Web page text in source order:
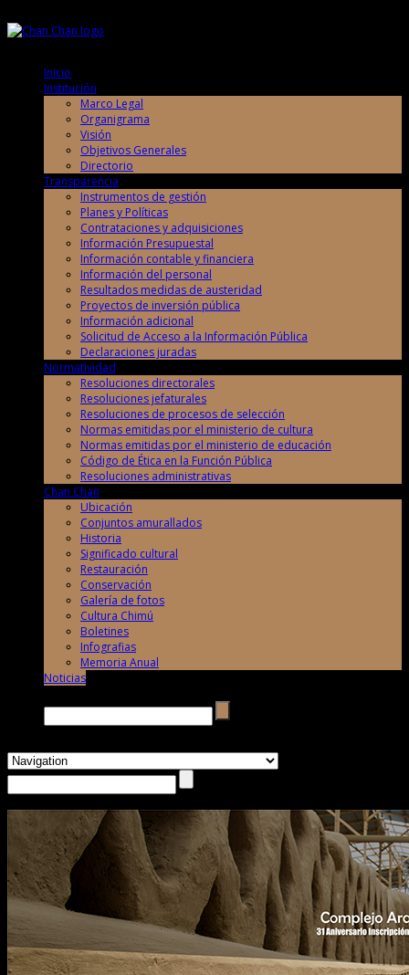
Inicio
Institución
Marco Legal
Organigrama
Visión
Objetivos Generales
Directorio
Transparencia
Instrumentos de gestión
Planes y Políticas
Contrataciones y adquisiciones
Información Presupuestal
Información contable y financiera
Información del personal
Resultados medidas de austeridad
Proyectos de inversión pública
Información adicional
Solicitud de Acceso a la Información Pública
Declaraciones juradas
Normatividad
Resoluciones directorales
Resoluciones jefaturales
Resoluciones de procesos de selección
Normas emitidas por el ministerio de cultura
Normas emitidas por el ministerio de educación
Código de Ética en la Función Pública
Resoluciones administrativas
Chan Chan
Ubicación
Conjuntos amurallados
Historia
Significado cultural
Restauración
Conservación
Galería de fotos
Cultura Chimú
Boletines
Infografias
Memoria Anual
Noticias